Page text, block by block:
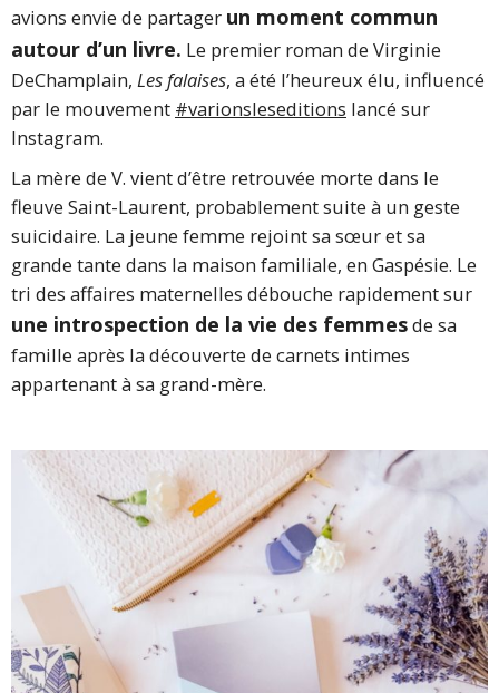
avions envie de partager un moment commun
autour d’un livre. Le premier roman de Virginie
DeChamplain, Les falaises, a été l’heureux élu, influencé
par le mouvement #varionsleseditions lancé sur
Instagram.
La mère de V. vient d’être retrouvée morte dans le
fleuve Saint-Laurent, probablement suite à un geste
suicidaire. La jeune femme rejoint sa sœur et sa
grande tante dans la maison familiale, en Gaspésie. Le
tri des affaires maternelles débouche rapidement sur
une introspection de la vie des femmesde sa
famille après la découverte de carnets intimes
appartenant à sa grand-mère.